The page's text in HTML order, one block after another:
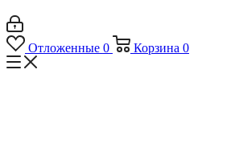
Отложенные 0 Корзина 0